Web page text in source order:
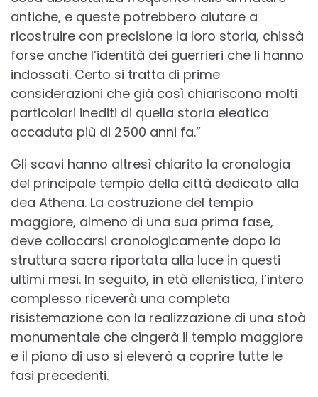
antiche, e queste potrebbero aiutare a
ricostruire con precisione la loro storia, chissà
forse anche l’identità dei guerrieri che li hanno
indossati. Certo si tratta di prime
considerazioni che già così chiariscono molti
particolari inediti di quella storia eleatica
accaduta più di 2500 anni fa.”
Gli scavi hanno altresì chiarito la cronologia
del principale tempio della città dedicato alla
dea Athena. La costruzione del tempio
maggiore, almeno di una sua prima fase,
deve collocarsi cronologicamente dopo la
struttura sacra riportata alla luce in questi
ultimi mesi. In seguito, in età ellenistica, l’intero
complesso riceverà una completa
risistemazione con la realizzazione di una stoà
monumentale che cingerà il tempio maggiore
e il piano di uso si eleverà a coprire tutte le
fasi precedenti.